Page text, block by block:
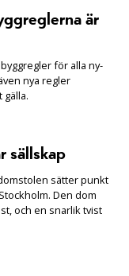
är
för alla ny-
nya regler
sällskap
sätter punkt
Den dom
och en snarlik tvist